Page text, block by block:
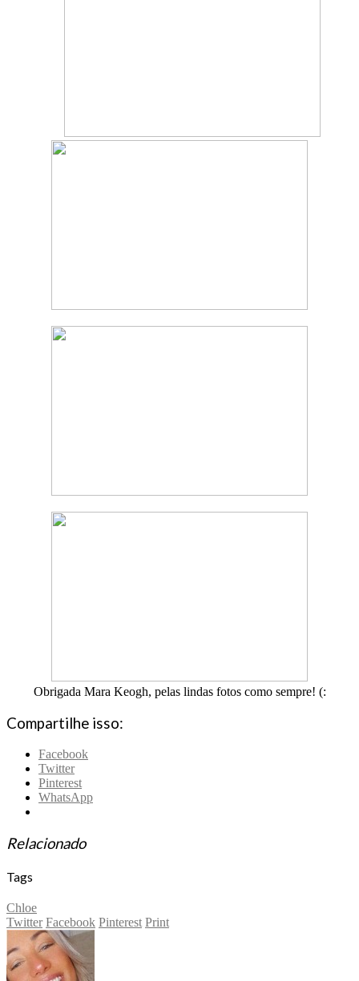
Obrigada Mara Keogh, pelas lindas fotos como sempre! (:
Compartilhe isso:
Facebook
Twitter
Pinterest
WhatsApp
Relacionado
Tags
Chloe
Twitter Facebook Pinterest Print